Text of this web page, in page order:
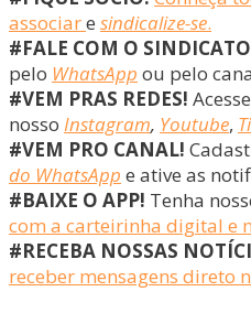
associare sindicalize-se.
#FALE COM O
pelo WhatsApp ou pelo
#VEM PRAS REDES! Acesse
nosso Instagram, Youtube,
#VEM PRO CANAL!
do WhatsApp e ative as
#BAIXE O APP! Tenha
com a carteirinha digital e
#RECEBA NOSSAS
receber mensagens direto